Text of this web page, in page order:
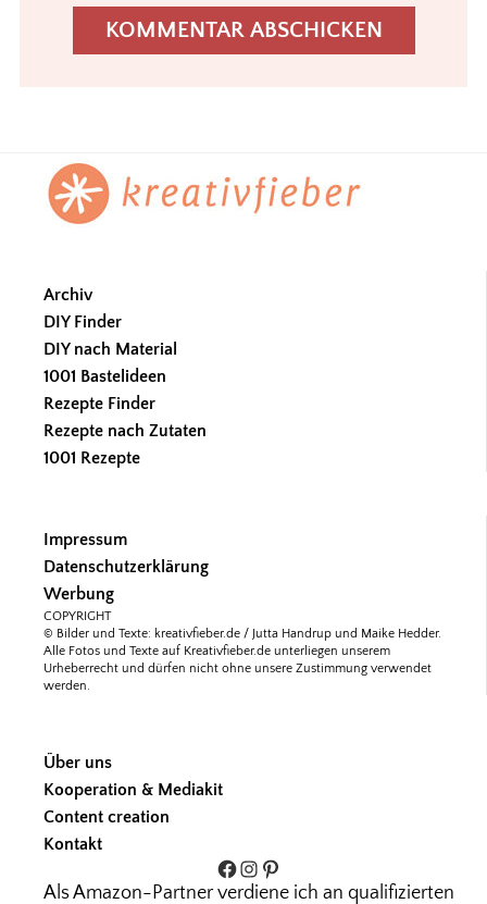
Footer
Archiv
DIY Finder
DIY nach Material
1001 Bastelideen
Rezepte Finder
Rezepte nach Zutaten
1001 Rezepte
Impressum
Datenschutzerklärung
Werbung
COPYRIGHT
© Bilder und Texte: kreativfieber.de / Jutta Handrup und Maike Hedder.
Alle Fotos und Texte auf Kreativfieber.de unterliegen unserem
Urheberrecht und dürfen nicht ohne unsere Zustimmung verwendet
werden.
Über uns
Kooperation & Mediakit
Content creation
Kontakt
Facebook
Instagram
Pinterest
Als Amazon-Partner verdiene ich an qualifizierten